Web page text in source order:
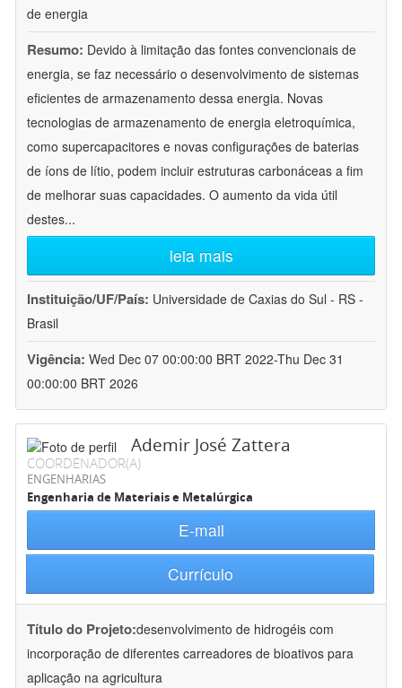
de energia
Resumo: Devido à limitação das fontes convencionais de
energia, se faz necessário o desenvolvimento de sistemas
eficientes de armazenamento dessa energia. Novas
tecnologias de armazenamento de energia eletroquímica,
como supercapacitores e novas configurações de baterias
de íons de lítio, podem incluir estruturas carbonáceas a fim
de melhorar suas capacidades. O aumento da vida útil
destes...
leia mais
Instituição/UF/País: Universidade de Caxias do Sul - RS -
Brasil
Vigência: Wed Dec 07 00:00:00 BRT 2022-Thu Dec 31
00:00:00 BRT 2026
Ademir José Zattera
COORDENADOR(A)
ENGENHARIAS
Engenharia de Materiais e Metalúrgica
E-mail
Currículo
Título do Projeto:desenvolvimento de hidrogéis com
incorporação de diferentes carreadores de bioativos para
aplicação na agricultura